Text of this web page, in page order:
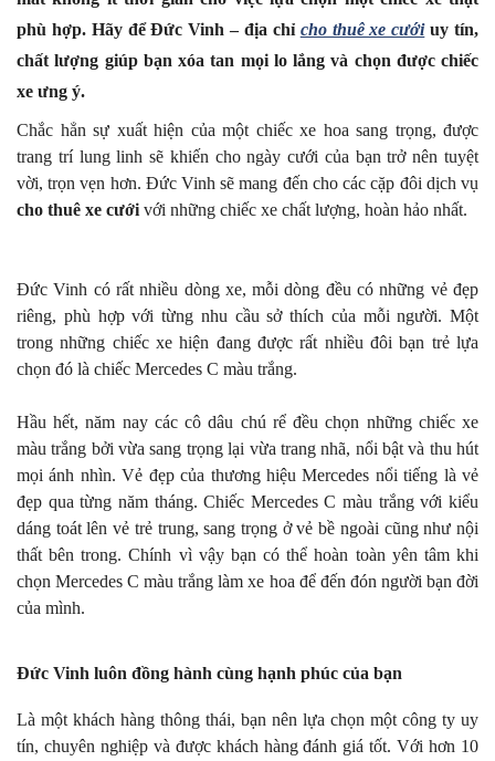
phù hợp. Hãy để Đức Vinh – địa chỉ cho thuê xe cướiuy tín,
chất lượng giúp bạn xóa tan mọi lo lắng và chọn được chiếc
xe ưng ý.
Chắc hẳn sự xuất hiện của một chiếc xe hoa sang trọng, được
trang trí lung linh sẽ khiến cho ngày cưới của bạn trở nên tuyệt
vời, trọn vẹn hơn. Đức Vinh sẽ mang đến cho các cặp đôi dịch vụ
cho thuê xe cướivới những chiếc xe chất lượng, hoàn hảo nhất.
Đức Vinh có rất nhiều dòng xe, mỗi dòng đều có những vẻ đẹp
riêng, phù hợp với từng nhu cầu sở thích của mỗi người. Một
trong những chiếc xe hiện đang được rất nhiều đôi bạn trẻ lựa
chọn đó là chiếc Mercedes C màu trắng.
Hầu hết, năm nay các cô dâu chú rể đều chọn những chiếc xe
màu trắng bởi vừa sang trọng lại vừa trang nhã, nổi bật và thu hút
mọi ánh nhìn. Vẻ đẹp của thương hiệu Mercedes nổi tiếng là vẻ
đẹp qua từng năm tháng. Chiếc Mercedes C màu trắng với kiểu
dáng toát lên vẻ trẻ trung, sang trọng ở vẻ bề ngoài cũng như nội
thất bên trong. Chính vì vậy bạn có thể hoàn toàn yên tâm khi
chọn Mercedes C màu trắng làm xe hoa để đến đón người bạn đời
của mình.
Đức Vinh luôn đồng hành cùng hạnh phúc của bạn
Là một khách hàng thông thái, bạn nên lựa chọn một công ty uy
tín, chuyên nghiệp và được khách hàng đánh giá tốt. Với hơn 10